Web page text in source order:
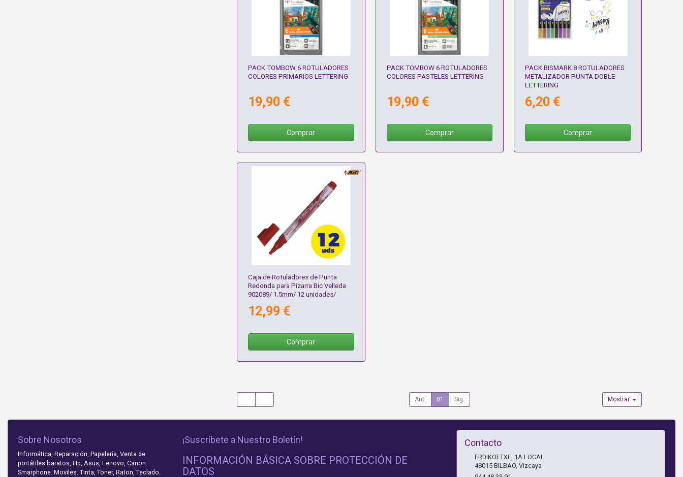
PACK TOMBOW 6 ROTULADORES
COLORES PRIMARIOS LETTERING
19,90 €
Comprar
PACK TOMBOW 6 ROTULADORES
COLORES PASTELES LETTERING
19,90 €
Comprar
PACK BISMARK 8 ROTULADORES
METALIZADOR PUNTA DOBLE
LETTERING
6,20 €
Comprar
Caja de Rotuladores de Punta
Redonda para Pizarra Bic Velleda
902089/ 1.5mm/ 12 unidades/
12,99 €
Comprar
Ant. 01 Sig. Mostrar
Sobre Nosotros
Informática, Reparación, Papelería, Venta de
portátiles baratos, Hp, Asus, Lenovo, Canon.
Smarphone. Moviles. Tinta, Toner, Raton, Teclado.
¡Suscríbete a Nuestro Boletín!
INFORMACIÓN BÁSICA SOBRE PROTECCIÓN DE
DATOS
Contacto
ERDIKOETXE, 1A LOCAL
48015 BILBAO, Vizcaya